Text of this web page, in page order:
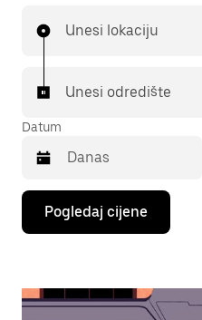
Unesi lokaciju
Unesi odredište
Datum
Pritisni
tipku
sa
za
Pogledaj cijene